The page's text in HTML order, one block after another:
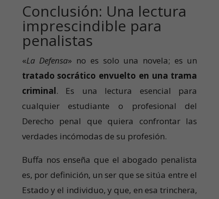
Conclusión: Una lectura
imprescindible para
penalistas
«La Defensa» no es solo una novela; es un
tratado socrático envuelto en una trama
criminal. Es una lectura esencial para
cualquier estudiante o profesional del
Derecho penal que quiera confrontar las
verdades incómodas de su profesión.
Buffa nos enseña que el abogado penalista
es, por definición, un ser que se sitúa entre el
Estado y el individuo, y que, en esa trinchera,